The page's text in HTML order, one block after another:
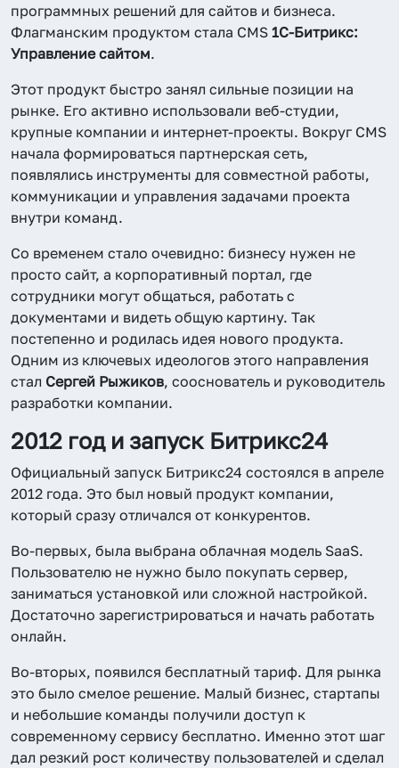
программных решений для сайтов и бизнеса.
Флагманским продуктом стала CMS 1С-Битрикс:
Управление сайтом.
Этот продукт быстро занял сильные позиции на
рынке. Его активно использовали веб-студии,
крупные компании и интернет-проекты. Вокруг CMS
начала формироваться партнерская сеть,
появлялись инструменты для совместной работы,
коммуникации и управления задачами проекта
внутри команд.
Со временем стало очевидно: бизнесу нужен не
просто сайт, а корпоративный портал, где
сотрудники могут общаться, работать с
документами и видеть общую картину. Так
постепенно и родилась идея нового продукта.
Одним из ключевых идеологов этого направления
стал Сергей Рыжиков, сооснователь и руководитель
разработки компании.
2012 год и запуск Битрикс24
Официальный запуск Битрикс24 состоялся в апреле
2012 года. Это был новый продукт компании,
который сразу отличался от конкурентов.
Во-первых, была выбрана облачная модель SaaS.
Пользователю не нужно было покупать сервер,
заниматься установкой или сложной настройкой.
Достаточно зарегистрироваться и начать работать
онлайн.
Во-вторых, появился бесплатный тариф. Для рынка
это было смелое решение. Малый бизнес, стартапы
и небольшие команды получили доступ к
современному сервису бесплатно. Именно этот шаг
дал резкий рост количеству пользователей и сделал